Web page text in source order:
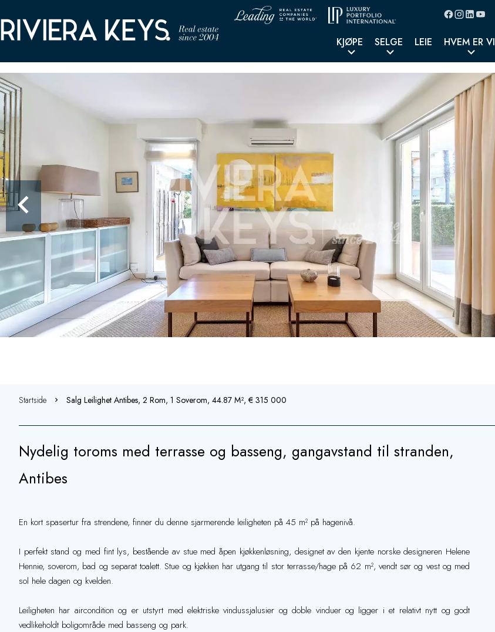
KJØPE SELGE LEIE HVEM ER VI
Startside Salg Leilighet Antibes, 2 Rom, 1 Soverom, 44.87 M², € 315 000
Nydelig toroms med terrasse og basseng, gangavstand til stranden,
Antibes
En kort spasertur fra strendene, finner du denne sjarmerende leiligheten på 45 m² på hagenivå.
I perfekt stand og med fint lys, bestående av stue med åpen kjøkkenløsning, designet av den kjente norske designeren Helene
Hennie, soverom, bad og separat toalett. Stue og kjøkken har utgang til stor terrasse/hage på 62 m², vendt sør og vest og med
sol hele dagen og kvelden.
Leiligheten har aircondition og er utstyrt med elektriske vindussjalusier og doble vinduer og ligger i et relativt nytt og godt
vedlikeholdt boligområde med basseng og park.